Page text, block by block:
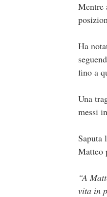
Mentre
Ha
fino a
Una
messi
Saputa
Matteo
“A
vita in